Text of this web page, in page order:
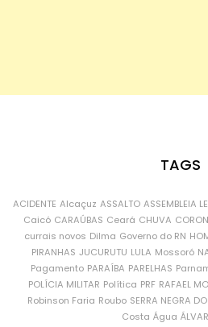
TAGS
ACIDENTE Alcaçuz ASSALTO ASSEMBLEIA
Caicó CARAÚBAS Ceará CHUVA
currais novos Dilma Governo do RN
PIRANHAS JUCURUTU LULA Mossoró
Pagamento PARAÍBA PARELHAS
POLÍCIA MILITAR Política PRF RAFAEL
Robinson Faria Roubo SERRA NEGRA
Costa Água